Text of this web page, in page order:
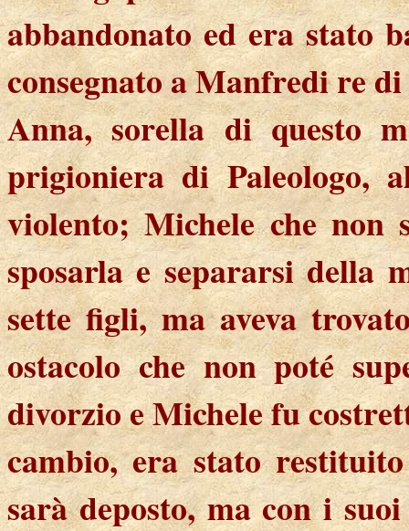
abbandonato ed era stato
consegnato a Manfredi re
Anna, sorella di questo
prigioniera di Paleologo,
violento; Michele che non
sposarla e separarsi della
sette figli, ma aveva
ostacolo che non poté
divorzio e Michele fu
cambio, era stato
sarà deposto, ma con i